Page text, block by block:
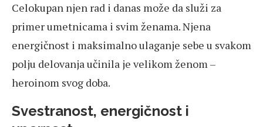
Celokupan njen rad i danas može da služi za
primer umetnicama i svim ženama. Njena
energičnost i maksimalno ulaganje sebe u svakom
polju delovanja učinila je velikom ženom –
heroinom svog doba.
Svestranost, energičnost i